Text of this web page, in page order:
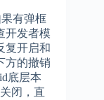
果有弹框
开发者模
复开启和
方的撤销
底层本
闭，直